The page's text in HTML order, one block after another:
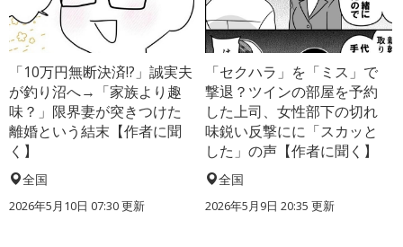
「10万円無断決済!?」誠実夫
が釣り沼へ→「家族より趣
味？」限界妻が突きつけた
離婚という結末【作者に聞
く】
全国
2026年5月10日 07:30 更新
「セクハラ」を「ミス」で
撃退？ツインの部屋を予約
した上司、女性部下の切れ
味鋭い反撃にに「スカッと
した」の声【作者に聞く】
全国
2026年5月9日 20:35 更新